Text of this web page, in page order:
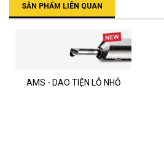
SẢN PHẨM LIÊN QUAN
AMS - DAO TIỆN LỖ NHỎ